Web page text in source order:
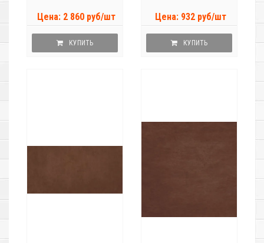
Цена: 2 860 руб/шт
КУПИТЬ
Цена: 932 руб/шт
КУПИТЬ